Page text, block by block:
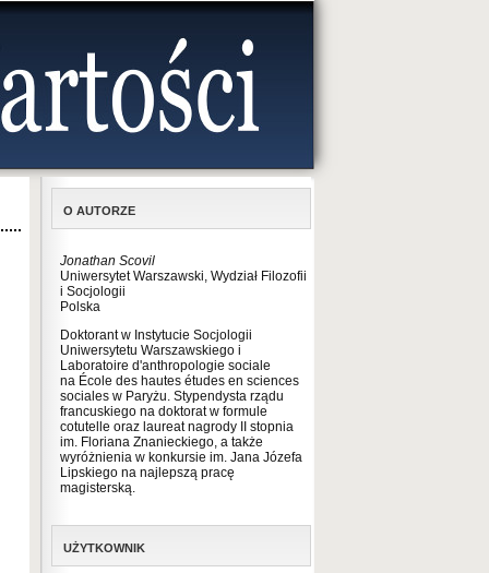
O AUTORZE
Jonathan Scovil
Uniwersytet Warszawski, Wydział Filozofii
i Socjologii
Polska
Doktorant w Instytucie Socjologii
Uniwersytetu Warszawskiego i
Laboratoire d'anthropologie sociale
na École des hautes études en sciences
sociales w Paryżu. Stypendysta rządu
francuskiego na doktorat w formule
cotutelle oraz laureat nagrody II stopnia
im. Floriana Znanieckiego, a także
wyróżnienia w konkursie im. Jana Józefa
Lipskiego na najlepszą pracę
magisterską.
UŻYTKOWNIK